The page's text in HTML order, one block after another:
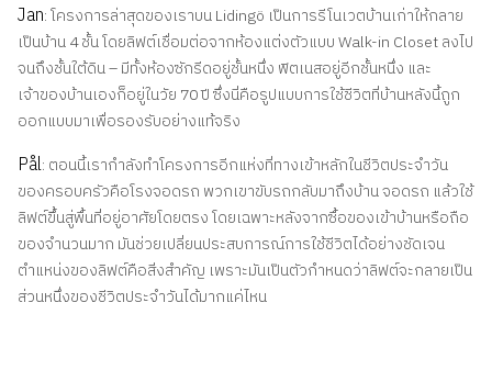
Jan: โครงการล่าสุดของเราบน Lidingö เป็นการรีโนเวตบ้านเก่าให้กลาย
เป็นบ้าน 4 ชั้น โดยลิฟต์เชื่อมต่อจากห้องแต่งตัวแบบ Walk-in Closet ลงไป
จนถึงชั้นใต้ดิน – มีทั้งห้องซักรีดอยู่ชั้นหนึ่ง ฟิตเนสอยู่อีกชั้นหนึ่ง และ
เจ้าของบ้านเองก็อยู่ในวัย 70 ปี ซึ่งนี่คือรูปแบบการใช้ชีวิตที่บ้านหลังนี้ถูก
ออกแบบมาเพื่อรองรับอย่างแท้จริง
Pål: ตอนนี้เรากำลังทำโครงการอีกแห่งที่ทางเข้าหลักในชีวิตประจำวัน
ของครอบครัวคือโรงจอดรถ พวกเขาขับรถกลับมาถึงบ้าน จอดรถ แล้วใช้
ลิฟต์ขึ้นสู่พื้นที่อยู่อาศัยโดยตรง โดยเฉพาะหลังจากซื้อของเข้าบ้านหรือถือ
ของจำนวนมาก มันช่วยเปลี่ยนประสบการณ์การใช้ชีวิตได้อย่างชัดเจน
ตำแหน่งของลิฟต์คือสิ่งสำคัญ เพราะมันเป็นตัวกำหนดว่าลิฟต์จะกลายเป็น
ส่วนหนึ่งของชีวิตประจำวันได้มากแค่ไหน